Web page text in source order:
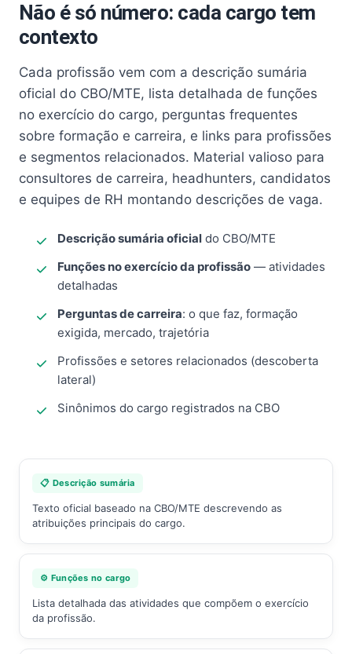
Não é só número: cada cargo tem
contexto
Cada profissão vem com a descrição sumária
oficial do CBO/MTE, lista detalhada de funções
no exercício do cargo, perguntas frequentes
sobre formação e carreira, e links para profissões
e segmentos relacionados. Material valioso para
consultores de carreira, headhunters, candidatos
e equipes de RH montando descrições de vaga.
Descrição sumária oficial do CBO/MTE
Funções no exercício da profissão — atividades
detalhadas
Perguntas de carreira: o que faz, formação
exigida, mercado, trajetória
Profissões e setores relacionados (descoberta
lateral)
Sinônimos do cargo registrados na CBO
📋 Descrição sumária
Texto oficial baseado na CBO/MTE descrevendo as
atribuições principais do cargo.
⚙️ Funções no cargo
Lista detalhada das atividades que compõem o exercício
da profissão.